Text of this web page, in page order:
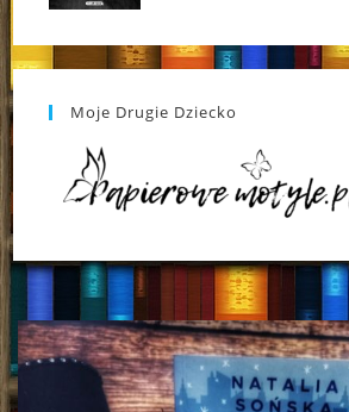
Moje Drugie Dziecko